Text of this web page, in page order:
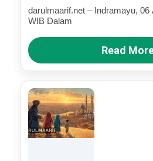
darulmaarif.net – Indramayu,
WIB Dalam
Read